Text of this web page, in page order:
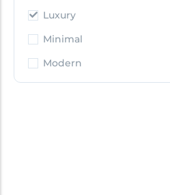
Luxury
Minimal
Modern